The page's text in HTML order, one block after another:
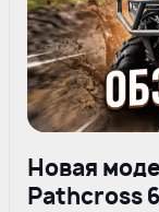
Новая
Pathcross